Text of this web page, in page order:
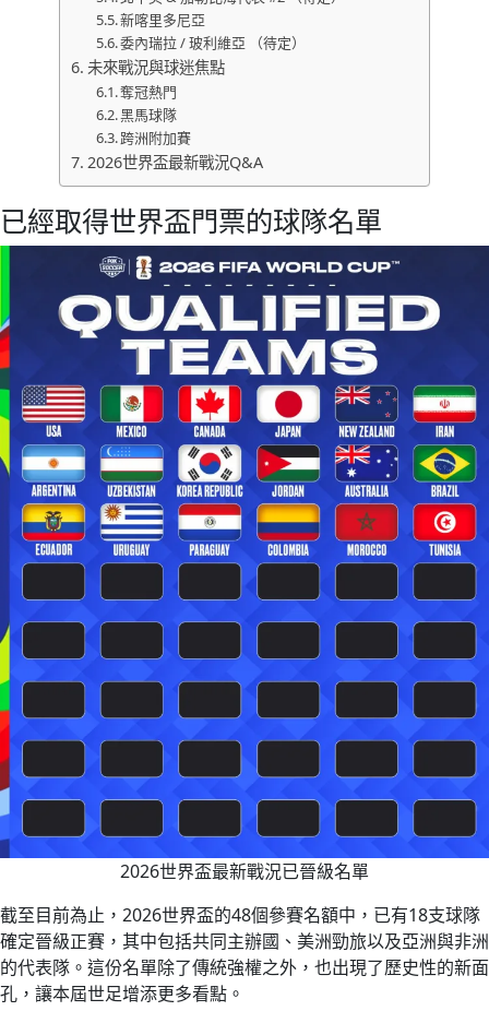
新喀里多尼亞
委內瑞拉 / 玻利維亞 （待定）
未來戰況與球迷焦點
奪冠熱門
黑馬球隊
跨洲附加賽
2026世界盃最新戰況Q&A
已經取得世界盃門票的球隊名單
2026世界盃最新戰況已晉級名單
截至目前為止，2026世界盃的48個參賽名額中，已有18支球隊
確定晉級正賽，其中包括共同主辦國、美洲勁旅以及亞洲與非洲
的代表隊。這份名單除了傳統強權之外，也出現了歷史性的新面
孔，讓本屆世足增添更多看點。